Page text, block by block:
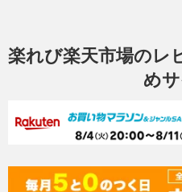
楽れび楽天市場のレ
め